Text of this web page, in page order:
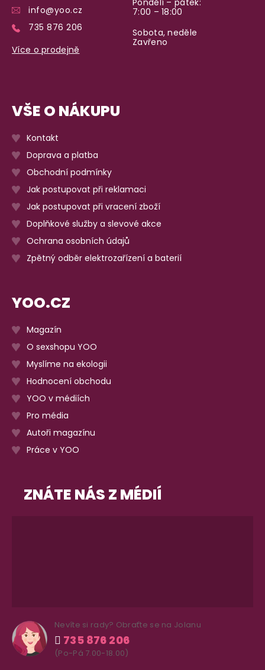
Garance vrácení peněz
Máte
info@yoo.cz
735 876 206
Více o prodejně
7:00 – 18:00
Sobota, neděle
Zavřeno
VŠE O NÁKUPU
Kontakt
Doprava a platba
Obchodní podmínky
Jak postupovat při reklamaci
Jak postupovat při vracení zboží
Doplňkové služby a slevové akce
Ochrana osobních údajů
Zpětný odběr elektrozařízení a baterií
YOO.CZ
Magazín
O sexshopu YOO
Myslíme na ekologii
Hodnocení obchodu
YOO v médiích
Pro média
Autoři magazínu
Práce v YOO
ZNÁTE NÁS Z MÉDIÍ
Nevíte si rady? Obraťte se na Jolanu
735 876 206
(Po-Pá 7.00-18.00)